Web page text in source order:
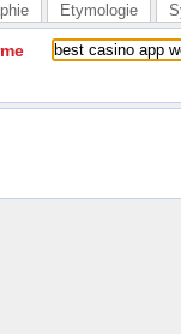
Etymologie